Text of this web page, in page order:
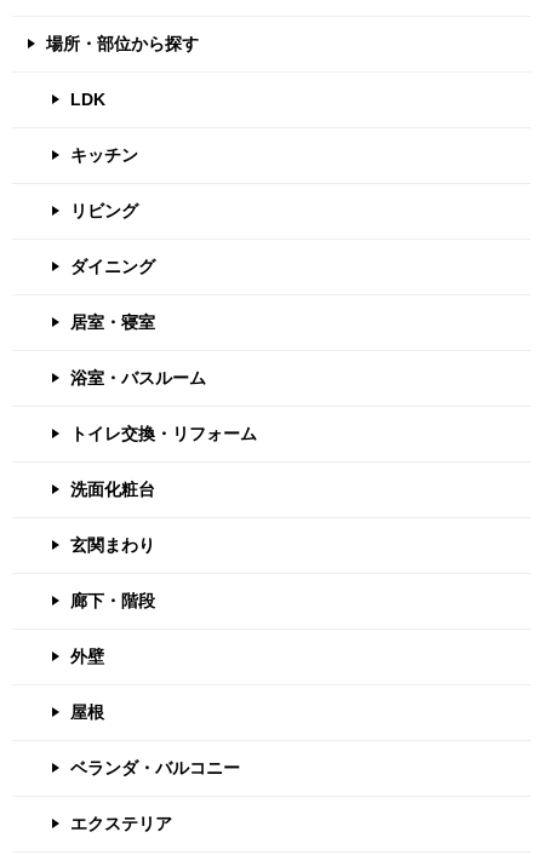
場所・部位から探す
LDK
キッチン
リビング
ダイニング
居室・寝室
浴室・バスルーム
トイレ交換・リフォーム
洗面化粧台
玄関まわり
廊下・階段
外壁
屋根
ベランダ・バルコニー
エクステリア